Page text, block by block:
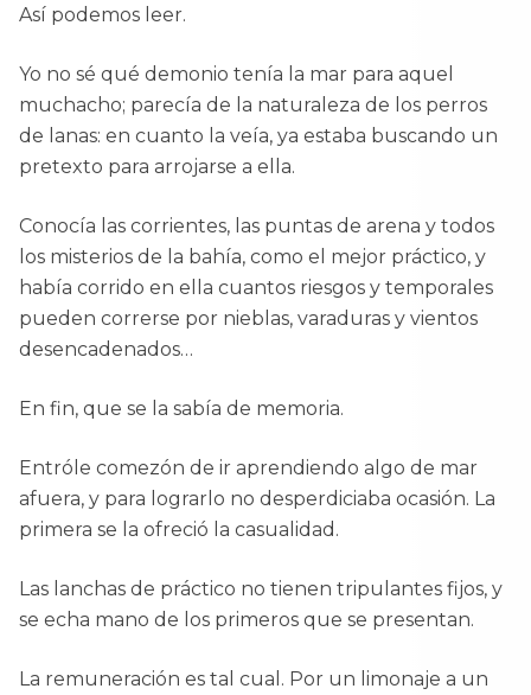
Así podemos leer.
Yo no sé qué demonio tenía la mar para aquel
muchacho; parecía de la naturaleza de los perros
de lanas: en cuanto la veía, ya estaba buscando un
pretexto para arrojarse a ella.
Conocía las corrientes, las puntas de arena y todos
los misterios de la bahía, como el mejor práctico, y
había corrido en ella cuantos riesgos y temporales
pueden correrse por nieblas, varaduras y vientos
desencadenados…
En fin, que se la sabía de memoria.
Entróle comezón de ir aprendiendo algo de mar
afuera, y para lograrlo no desperdiciaba ocasión. La
primera se la ofreció la casualidad.
Las lanchas de práctico no tienen tripulantes fijos, y
se echa mano de los primeros que se presentan.
La remuneración es tal cual. Por un limonaje a un